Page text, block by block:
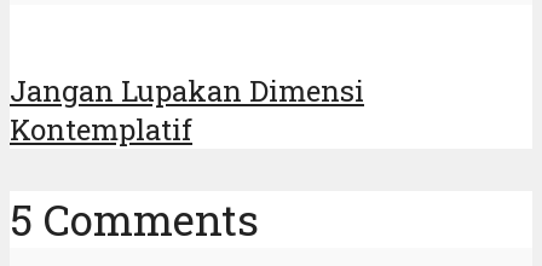
Januari 29, 2013 pukul 10:01
Sda Damas,kapan memberi
rekoleksi kepada para saudari?
jangan hanya intern saja tapi